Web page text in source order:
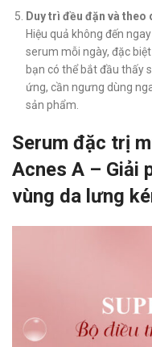
Duy trì đều đặn và theo
Hiệu quả không đến
serum mỗi ngày, đặc
bạn có thể bắt đầu thấy
ứng, cần ngưng dùng
sản phẩm.
Serum đặc trị
Acnes A – Giải
vùng da lưng